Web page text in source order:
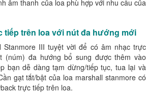
âm thanh của loa phù hợp với nhu cầu của
tiếp trên loa với nút đa hướng mới
Stanmore III tuyệt vời để có âm nhạc trực
(núm) đa hướng bổ sung được thêm vào
bạn dễ dàng tạm dừng/tiếp tục, tua lại và
gạt tắt/bật của loa marshall stanmore có
trực tiếp trên loa.